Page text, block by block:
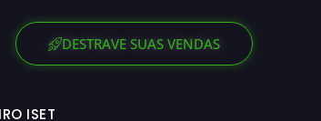
DESTRAVE SUAS VENDAS
ISET
ISET